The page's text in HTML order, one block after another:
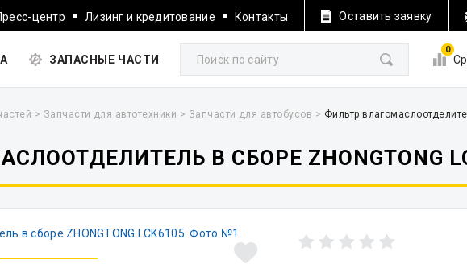
центр Лизинг и кредитование Контакты Оставить заявку
ЗАПАСНЫЕ ЧАСТИ
0
> Запчасти для автотехники > Запчасти для автобусов > Фильтр
В СБОРЕ ZHONGTONG